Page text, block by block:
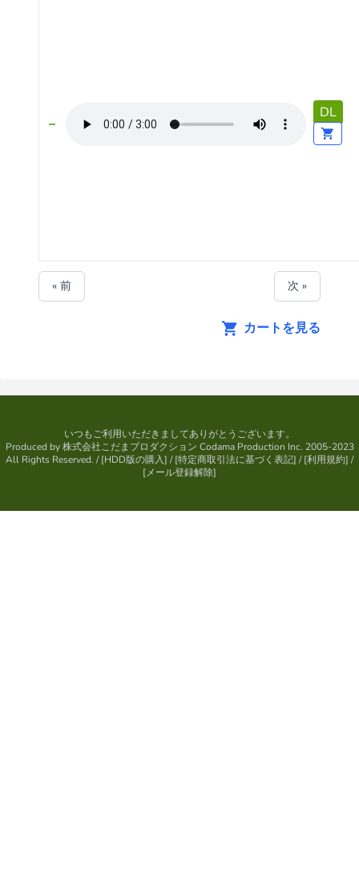
DL
« 前 次 »
カートを見る
いつもご利用いただきましてありがとうございます。
Produced by株式会社こだまプロダクション Codama Production Inc. 2005-2023
All Rights Reserved. / [HDD版の購入] / [特定商取引法に基づく表記] / [利用規約] /
[メール登録解除]